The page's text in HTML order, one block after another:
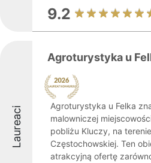
9.2
Laureaci
Agroturystyka u
Agroturystyka u Felka
malowniczej
pobliżu Kluczy, na
Częstochowskiej. Ten
atrakcyjną ofertę